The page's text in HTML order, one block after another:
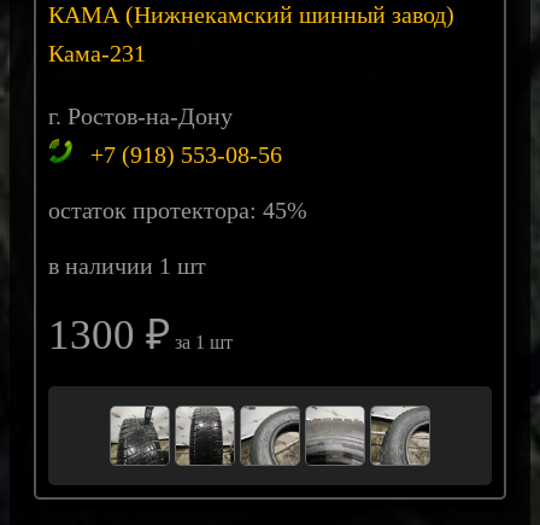
КАМА (Нижнекамский шинный завод)
Кама-231
г. Ростов-на-Дону
+7 (918) 553-08-56
остаток протектора: 45%
в наличии 1 шт
1300 ₽ за 1 шт